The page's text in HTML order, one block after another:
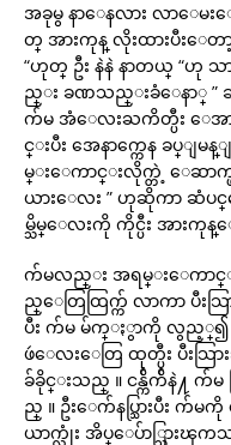
အခုမွ နာေနလား လာေမ
တ္ အားကုန္ လိုးထားပီးေ
“ဟုတ္ ဦး နဲနဲ နာတယ္ “ဟု
ည္း ခဏသည္းခံေနာ္ ” ဆို
က်မ အံေလးႀကိတ္ပီး ေအ
င္းပီး အေနာက္ကေန ခပ္ျမ
မ္းေကာင္းလိုက္တဲ့ ေဆာက္
ယားေလး ” ဟုဆိုကာ ဆံပင္
မ္သိမ္ေလးကို ကိုင္ပီး အားကု
က်မလည္း အရမ္းေကာင္း
ည္ေတြထြက္က် လာကာ ပီး
ပီး က်မ မ်က္ႏွာကို လွည့္၍ ပ
ဖဴေလးေတြ ထုတ္ပီး ပီးသ
ခ်ခိုင္းသည္ ။ ငန္က်ိက်ိနဲ႔ က်မ
ည္ ။ ဦးေက်နပ္သြားပီး က်
ယာက္လုံး အိပ္ေပ်ာ္သြားၾက